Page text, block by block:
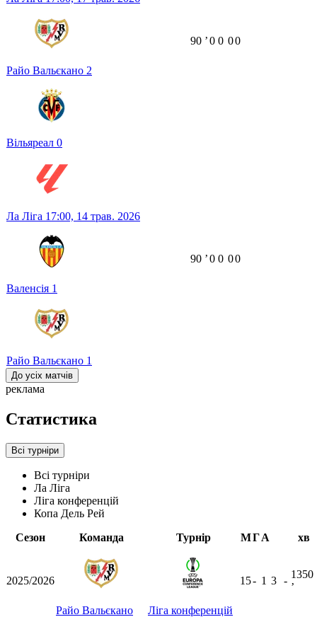
Райо Вальєкано 2
Вільяреал 0
90 ʼ0 0 00
Ла Ліга 17:00, 14 трав. 2026
Валенсія 1
Райо Вальєкано 1
90 ʼ0 0 00
До усіх матчів
реклама
Статистика
Всі турніри
Всі турніри
Ла Ліга
Ліга конференцій
Копа Дель Рей
Сезон
Команда Турнір МГА хв
2025/2026
Райо Вальєкано Ліга конференцій
15- 1 3 -
1350
ʼ